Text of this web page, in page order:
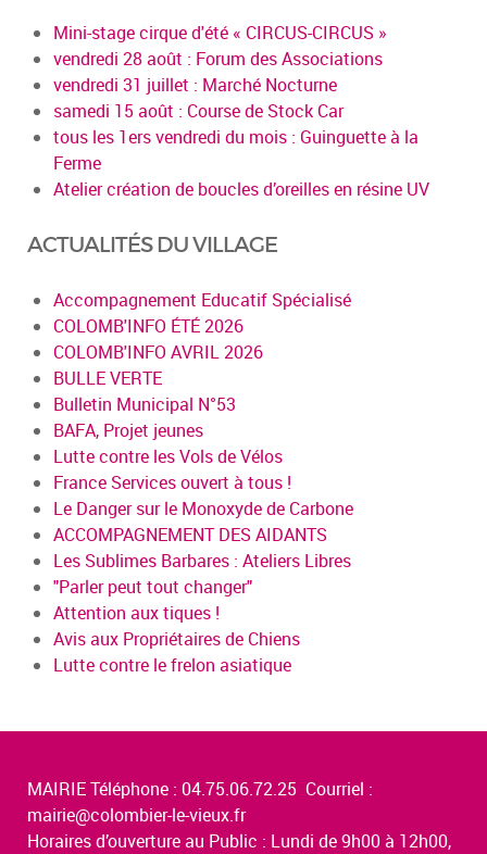
Mini-stage cirque d'été « CIRCUS-CIRCUS »
vendredi 28 août : Forum des Associations
vendredi 31 juillet : Marché Nocturne
samedi 15 août : Course de Stock Car
tous les 1ers vendredi du mois : Guinguette à la
Ferme
Atelier création de boucles d’oreilles en résine UV
ACTUALITÉS DU VILLAGE
Accompagnement Educatif Spécialisé
COLOMB'INFO ÉTÉ 2026
COLOMB'INFO AVRIL 2026
BULLE VERTE
Bulletin Municipal N°53
BAFA, Projet jeunes
Lutte contre les Vols de Vélos
France Services ouvert à tous !
Le Danger sur le Monoxyde de Carbone
ACCOMPAGNEMENT DES AIDANTS
Les Sublimes Barbares : Ateliers Libres
"Parler peut tout changer"
Attention aux tiques !
Avis aux Propriétaires de Chiens
Lutte contre le frelon asiatique
MAIRIE Téléphone : 04.75.06.72.25 Courriel :
mairie@colombier-le-vieux.fr
Horaires d’ouverture au Public : Lundi de 9h00 à 12h00,